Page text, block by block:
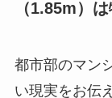
（1.85m）
都市部のマン
い現実をお伝